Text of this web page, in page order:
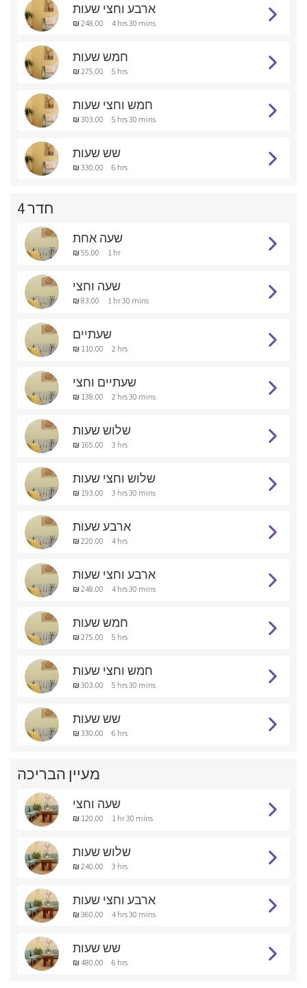
ארבע וחצי שעות
₪ 248.00 4 hrs 30 mins
חמש שעות
₪ 275.00 5 hrs
חמש וחצי שעות
₪ 303.00 5 hrs 30 mins
שש שעות
₪ 330.00 6 hrs
חדר 4
שעה אחת
₪ 55.00 1 hr
שעה וחצי
₪ 83.00 1 hr 30 mins
שעתיים
₪ 110.00 2 hrs
שעתיים וחצי
₪ 138.00 2 hrs 30 mins
שלוש שעות
₪ 165.00 3 hrs
שלוש וחצי שעות
₪ 193.00 3 hrs 30 mins
ארבע שעות
₪ 220.00 4 hrs
ארבע וחצי שעות
₪ 248.00 4 hrs 30 mins
חמש שעות
₪ 275.00 5 hrs
חמש וחצי שעות
₪ 303.00 5 hrs 30 mins
שש שעות
₪ 330.00 6 hrs
מעיין הבריכה
שעה וחצי
₪ 120.00 1 hr 30 mins
שלוש שעות
₪ 240.00 3 hrs
ארבע וחצי שעות
₪ 360.00 4 hrs 30 mins
שש שעות
₪ 480.00 6 hrs